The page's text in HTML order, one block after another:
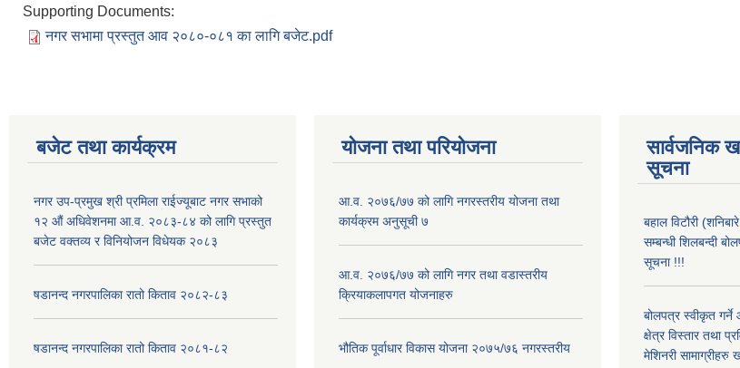
Supporting Documents:
नगर सभामा प्रस्तुत आव २०८०-०८१ का लागि बजेट.pdf
बजेट तथा कार्यक्रम
नगर उप-प्रमुख श्री प्रमिला राईज्यूबाट नगर सभाको
१२ ‍औं अधिवेशनमा आ.व. २०८३-८४ को लागि प्रस्तुत
बजेट वक्तव्य र विनियोजन विधेयक २०८३
षडानन्द नगरपालिका रातो किताव २०८२-८३
षडानन्द नगरपालिका रातो किताव २०८१-८२
योजना तथा परियोजना
आ.व. २०७६/७७ को लागि नगरस्तरीय योजना तथा
कार्यक्रम अनुसूची ७
आ.व. २०७६/७७ को लागि नगर तथा वडास्तरीय
क्रियाकलापगत योजनाहरु
भौतिक पूर्वाधार विकास योजना २०७५/७६ नगरस्तरीय
सार्वजनिक
सूचना
बहाल विटौरी
सम्बन्धी शिलबन्दी
सूचना !!!
बोलपत्र स्वीकृत
क्षेत्र विस्तार तथा
मेशिनरी सामाग्रीहरु